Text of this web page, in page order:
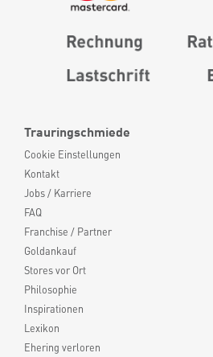
Trauringschmiede
Cookie Einstellungen
Kontakt
Jobs / Karriere
FAQ
Franchise / Partner
Goldankauf
Stores vor Ort
Philosophie
Inspirationen
Lexikon
Ehering verloren